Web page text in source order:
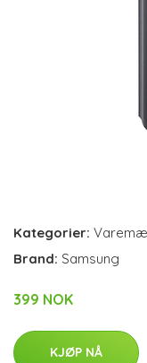
Kategorier:
Brand: Samsung
399 NOK
KJØP NÅ